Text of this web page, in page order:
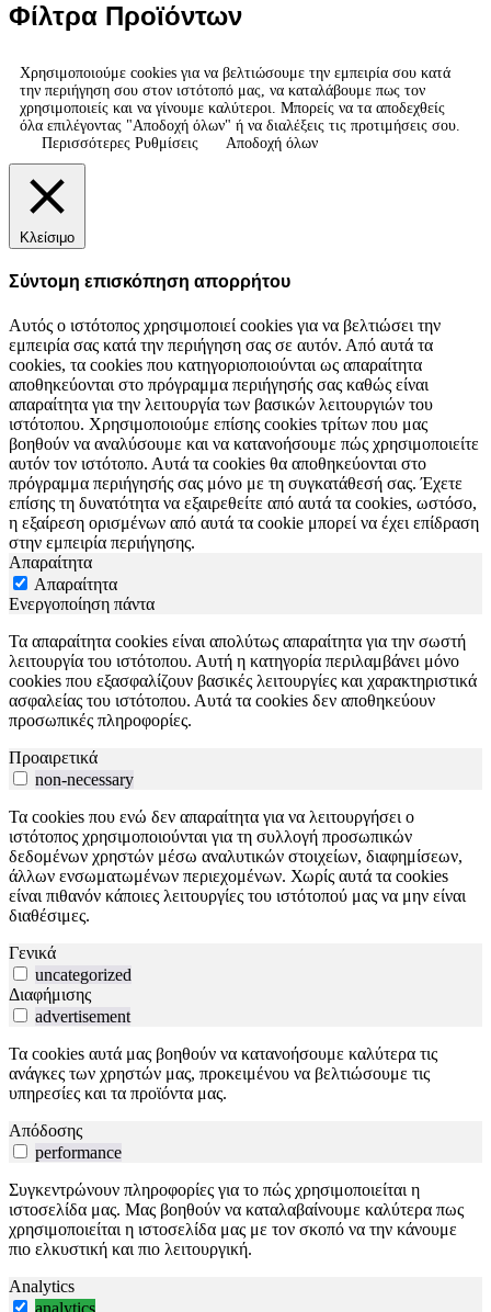
Φίλτρα Προϊόντων
Χρησιμοποιούμε cookies για να βελτιώσουμε την εμπειρία σου κατά
την περιήγηση σου στον ιστότοπό μας, να καταλάβουμε πως τον
χρησιμοποιείς και να γίνουμε καλύτεροι. Μπορείς να τα αποδεχθείς
όλα επιλέγοντας "Αποδοχή όλων" ή να διαλέξεις τις προτιμήσεις σου.
Περισσότερες Ρυθμίσεις
Αποδοχή όλων
Κλείσιμο
Σύντομη επισκόπηση απορρήτου
Αυτός ο ιστότοπος χρησιμοποιεί cookies για να βελτιώσει την
εμπειρία σας κατά την περιήγηση σας σε αυτόν. Από αυτά τα
cookies, τα cookies που κατηγοριοποιούνται ως απαραίτητα
αποθηκεύονται στο πρόγραμμα περιήγησής σας καθώς είναι
απαραίτητα για την λειτουργία των βασικών λειτουργιών του
ιστότοπου. Χρησιμοποιούμε επίσης cookies τρίτων που μας
βοηθούν να αναλύσουμε και να κατανοήσουμε πώς χρησιμοποιείτε
αυτόν τον ιστότοπο. Αυτά τα cookies θα αποθηκεύονται στο
πρόγραμμα περιήγησής σας μόνο με τη συγκατάθεσή σας. Έχετε
επίσης τη δυνατότητα να εξαιρεθείτε από αυτά τα cookies, ωστόσο,
η εξαίρεση ορισμένων από αυτά τα cookie μπορεί να έχει επίδραση
στην εμπειρία περιήγησης.
Απαραίτητα
Απαραίτητα
Ενεργοποίηση πάντα
Τα απαραίτητα cookies είναι απολύτως απαραίτητα για την σωστή
λειτουργία του ιστότοπου. Αυτή η κατηγορία περιλαμβάνει μόνο
cookies που εξασφαλίζουν βασικές λειτουργίες και χαρακτηριστικά
ασφαλείας του ιστότοπου. Αυτά τα cookies δεν αποθηκεύουν
προσωπικές πληροφορίες.
Προαιρετικά
non-necessary
Τα cookies που ενώ δεν απαραίτητα για να λειτουργήσει ο
ιστότοπος χρησιμοποιούνται για τη συλλογή προσωπικών
δεδομένων χρηστών μέσω αναλυτικών στοιχείων, διαφημίσεων,
άλλων ενσωματωμένων περιεχομένων. Χωρίς αυτά τα cookies
είναι πιθανόν κάποιες λειτουργίες του ιστότοπού μας να μην είναι
διαθέσιμες.
Γενικά
uncategorized
Διαφήμισης
advertisement
Τα cookies αυτά μας βοηθούν να κατανοήσουμε καλύτερα τις
ανάγκες των χρηστών μας, προκειμένου να βελτιώσουμε τις
υπηρεσίες και τα προϊόντα μας.
Απόδοσης
performance
Συγκεντρώνουν πληροφορίες για το πώς χρησιμοποιείται η
ιστοσελίδα μας. Μας βοηθούν να καταλαβαίνουμε καλύτερα πως
χρησιμοποιείται η ιστοσελίδα μας με τον σκοπό να την κάνουμε
πιο ελκυστική και πιο λειτουργική.
Analytics
analytics